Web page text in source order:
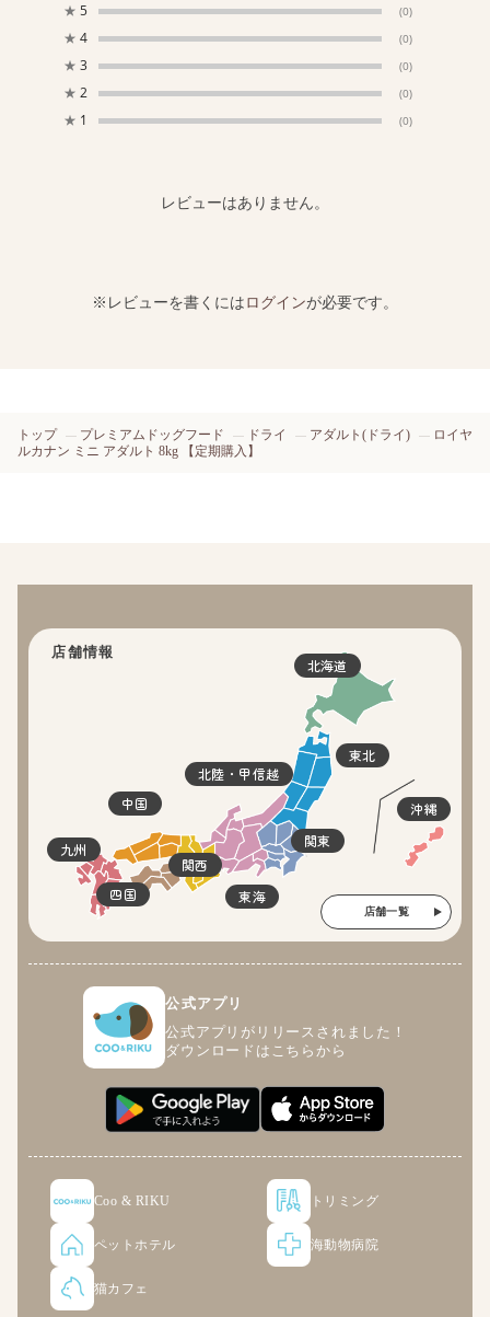
★ 5 (0)
★ 4 (0)
★ 3 (0)
★ 2 (0)
★ 1 (0)
レビューはありません。
※レビューを書くにはログインが必要です。
トップ プレミアムドッグフード ドライ アダルト(ドライ)
ロイヤ
ルカナン ミニ アダルト 8kg 【定期購入】
店舗情報
北海道
東北
関東
北陸・甲信越
東海
関西
四国
中国
九州
沖縄
店舗一覧
公式アプリ
公式アプリがリリースされました！
ダウンロードはこちらから
Coo & RIKU トリミング
ペットホテル 海動物病院
猫カフェ